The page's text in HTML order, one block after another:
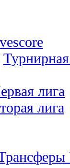
лига
лига